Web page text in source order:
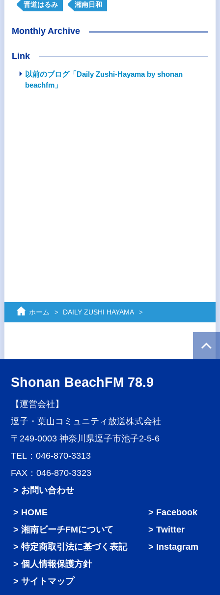
晋道はるみ 湘南日和
Monthly Archive
Link
以前のブログ「Daily Zushi-Hayama by shonan
beachfm」
ホーム DAILY ZUSHI HAYAMA
Shonan BeachFM 78.9
【運営会社】
逗子・葉山コミュニティ放送株式会社
〒249-0003 神奈川県逗子市池子2-5-6
TEL：046-870-3313
FAX：046-870-3323
> お問い合わせ
HOME
湘南ビーチFMについて
特定商取引法に基づく表記
個人情報保護方針
サイトマップ
Facebook
Twitter
Instagram